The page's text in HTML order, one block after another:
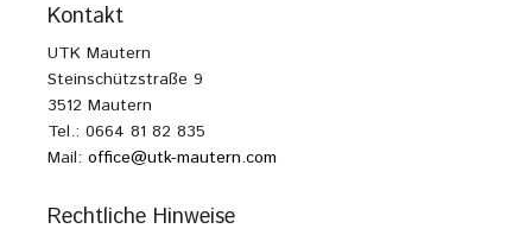
Kontakt
UTK Mautern
Steinschützstraße 9
3512 Mautern
Tel.: 0664 81 82 835
Mail: office@utk-mautern.com
Rechtliche Hinweise